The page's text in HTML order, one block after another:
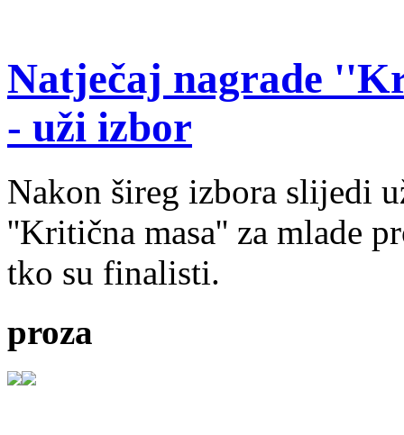
Natječaj nagrade
- uži izbor
Nakon šireg izbora slijedi
''Kritična masa'' za mlade
tko su finalisti.
proza